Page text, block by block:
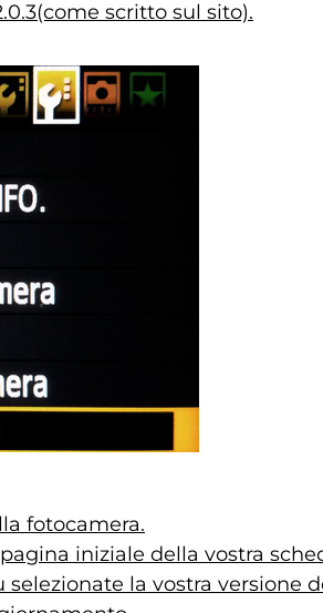
scritto sul sito).
fotocamera.
iniziale della vostra
la vostra versione